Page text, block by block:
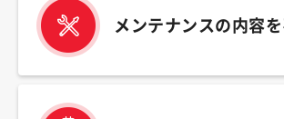
メンテナンスの内容